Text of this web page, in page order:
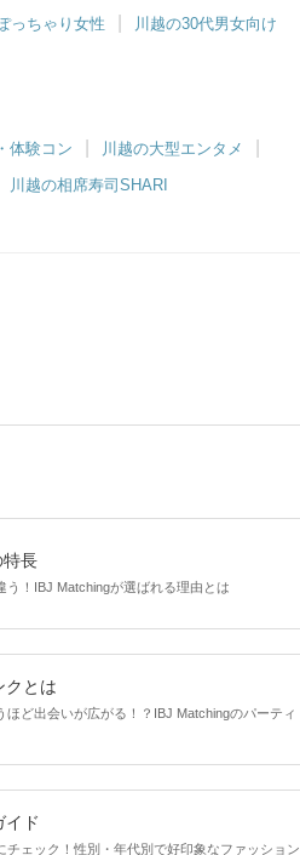
っちゃり女性 川越の30代男女向け
体験コン
川越の大型エンタメ
川越の相席寿司SHARI
特長
う！IBJ Matchingが選ばれる理由とは
クとは
ほど出会いが広がる！？IBJ Matchingのパーティ
イド
チェック！性別・年代別で好印象なファッション